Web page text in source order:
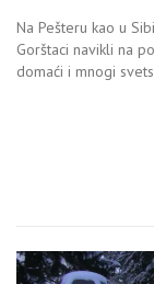
Na Pešteru kao u
Gorštaci navikli na
domaći i mnogi